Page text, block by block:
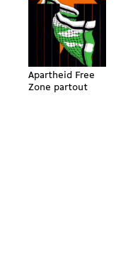
Apartheid Free
Zone partout